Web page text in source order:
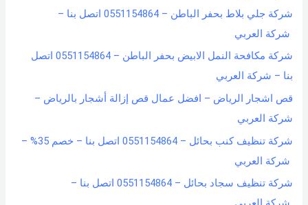
شركة جلي بلاط بحفر الباطن – 0551154864 اتصل بنا –
شركة العربي
شركة مكافحة النمل الابيض بحفر الباطن – 0551154864 اتصل
بنا – شركة العربي
قص اشجار الرياض – افضل عمال قص إزالة أشجار بالرياض –
شركة العربي
شركة تنظيف كنب بحائل – 0551154864 اتصل بنا – خصم 35% –
شركة العربي
شركة تنظيف سجاد بحائل – 0551154864 اتصل بنا –